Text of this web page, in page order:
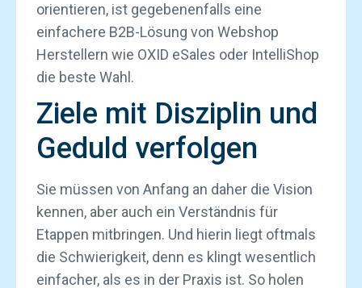
orientieren, ist gegebenenfalls eine
einfachere B2B-Lösung von Webshop
Herstellern wie OXID eSales oder IntelliShop
die beste Wahl.
Ziele mit Disziplin und
Geduld verfolgen
Sie müssen von Anfang an daher die Vision
kennen, aber auch ein Verständnis für
Etappen mitbringen. Und hierin liegt oftmals
die Schwierigkeit, denn es klingt wesentlich
einfacher, als es in der Praxis ist. So holen